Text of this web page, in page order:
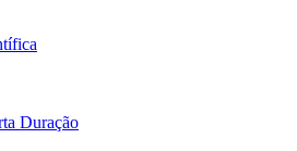
Duração